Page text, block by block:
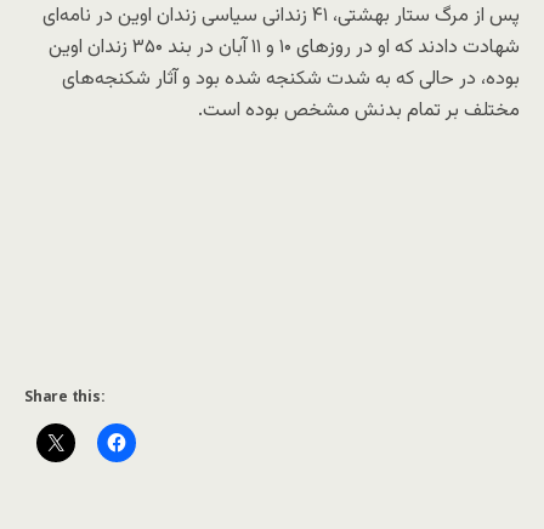
پس از مرگ ستار بهشتی، ۴۱ زندانی سیاسی زندان اوین در نامه‌ای
شهادت دادند که او در روزهای ۱۰ و ۱۱ آبان در بند ۳۵۰ زندان اوین
بوده، در حالی‌ که به شدت شکنجه شده بود و آثار شکنجه‌های
مختلف بر تمام بدنش مشخص بوده است.
Share this: